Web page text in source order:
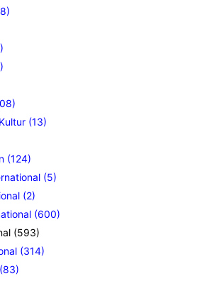
(13)
(124)
(5)
(2)
(600)
(593)
(314)